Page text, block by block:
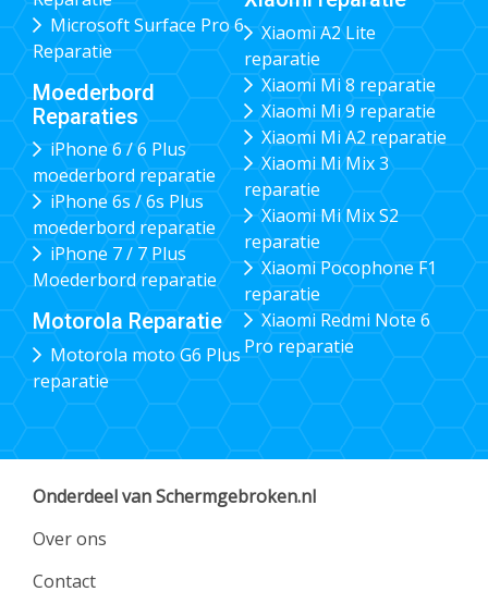
Microsoft Surface Pro 6
Reparatie
Moederbord
Reparaties
iPhone 6 / 6 Plus
moederbord reparatie
iPhone 6s / 6s Plus
moederbord reparatie
iPhone 7 / 7 Plus
Moederbord reparatie
Motorola Reparatie
Motorola moto G6 Plus
reparatie
Xiaomi A2 Lite
reparatie
Xiaomi Mi 8 reparatie
Xiaomi Mi 9 reparatie
Xiaomi Mi A2 reparatie
Xiaomi Mi Mix 3
reparatie
Xiaomi Mi Mix S2
reparatie
Xiaomi Pocophone F1
reparatie
Xiaomi Redmi Note 6
Pro reparatie
Onderdeel van Schermgebroken.nl
Over ons
Contact